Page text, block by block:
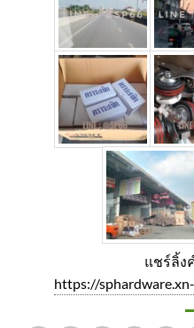
แชร์ลิ้ง
https://